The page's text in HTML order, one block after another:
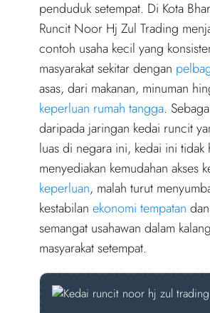
r
)
penduduk setempat. Di Kota
Runcit Noor Hj Zul Trading
contoh usaha kecil yang
masyarakat sekitar dengan
asas, dari makanan, minuman
keperluan rumah tangga.
daripada jaringan kedai runcit
luas di negara ini, kedai ini tidak
menyediakan kemudahan akses
keperluan, malah turut
kestabilan ekonomi tempatan
semangat usahawan dalam
masyarakat setempat.